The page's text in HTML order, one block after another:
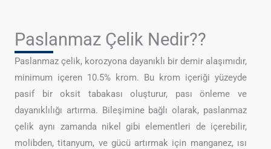
Paslanmaz Çelik Nedir??
Paslanmaz çelik, korozyona dayanıklı bir demir alaşımıdır,
minimum içeren 10.5% krom. Bu krom içeriği yüzeyde
pasif bir oksit tabakası oluşturur, pası önleme ve
dayanıklılığı artırma. Bileşimine bağlı olarak, paslanmaz
çelik aynı zamanda nikel gibi elementleri de içerebilir,
molibden, titanyum, ve gücü artırmak için manganez, ısı